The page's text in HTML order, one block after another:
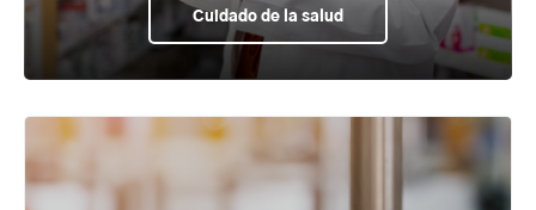
Cuidado de la salud